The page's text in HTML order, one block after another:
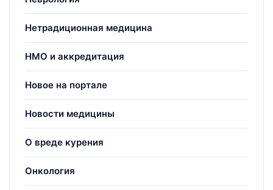
Нетрадиционная медицина
НМО и аккредитация
Новое на портале
Новости медицины
О вреде курения
Онкология